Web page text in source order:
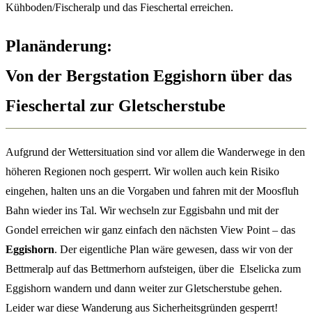
Kühboden/Fischeralp und das Fieschertal erreichen.
Planänderung:
Von der Bergstation Eggishorn über das
Fieschertal zur Gletscherstube
Aufgrund der Wettersituation sind vor allem die Wanderwege in den
höheren Regionen noch gesperrt. Wir wollen auch kein Risiko
eingehen, halten uns an die Vorgaben und fahren mit der Moosfluh
Bahn wieder ins Tal. Wir wechseln zur Eggisbahn und mit der
Gondel erreichen wir ganz einfach den nächsten View Point – das
Eggishorn. Der eigentliche Plan wäre gewesen, dass wir von der
Bettmeralp auf das Bettmerhorn aufsteigen, über die Elselicka zum
Eggishorn wandern und dann weiter zur Gletscherstube gehen.
Leider war diese Wanderung aus Sicherheitsgründen gesperrt!